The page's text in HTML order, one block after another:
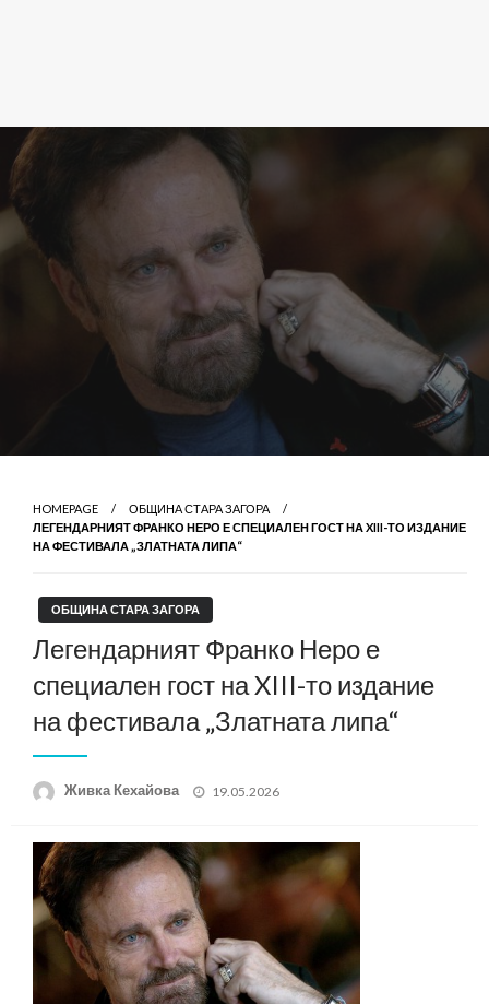
HOMEPAGE
ОБЩИНА СТАРА ЗАГОРА
ЛЕГЕНДАРНИЯТ ФРАНКО НЕРО Е СПЕЦИАЛЕН ГОСТ НА XIII-ТО ИЗДАНИЕ
НА ФЕСТИВАЛА „ЗЛАТНАТА ЛИПА“
ОБЩИНА СТАРА ЗАГОРА
Легендарният Франко Неро е
специален гост на XIII-то издание
на фестивала „Златната липа“
Живка Кехайова
Posted
19.05.2026